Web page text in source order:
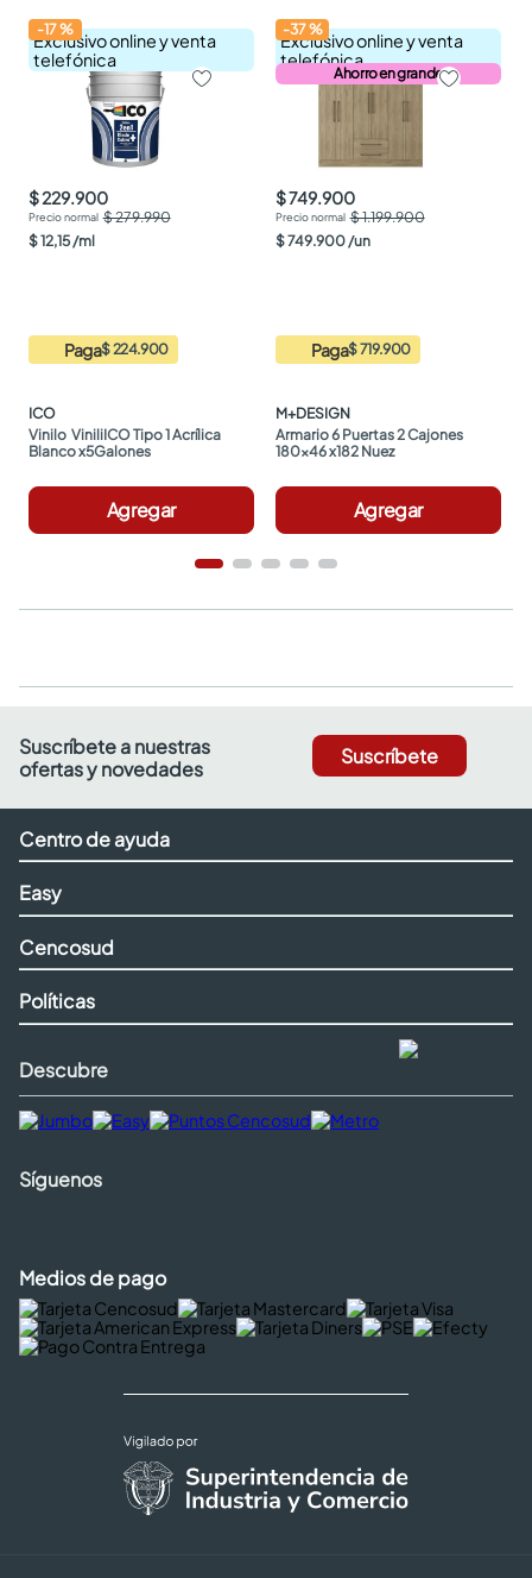
Exclusivo online y venta
telefónica
-17%
$ 229.900
$ 279.990
$12,15 /ml
Paga$ 224.900
ICO
Vinilo  ViniliICO Tipo 1 Acrílica
Blanco x5Galones
Agregar
Exclusivo online y venta
telefónica
Ahorro en grande
-37%
$ 749.900
$ 1.199.900
$749.900 /un
Paga$ 719.900
M+DESIGN
Armario 6 Puertas 2 Cajones
180x46 x182 Nuez
Agregar
Suscríbete a nuestras
ofertas y novedades
Suscríbete
Centro de ayuda
Easy
Cencosud
Políticas
Descubre
Síguenos
Medios de pago